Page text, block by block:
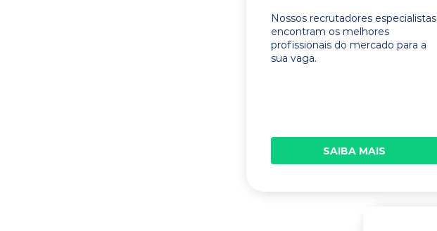
Nossos recrutadores especialistas
encontram os melhores
profissionais do mercado para a
sua vaga.
SAIBA MAIS